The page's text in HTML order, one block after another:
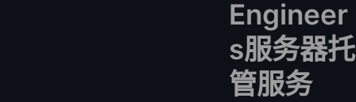
Engineer
s服务器托
管服务